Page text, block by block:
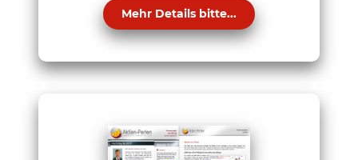
Mehr Details bitte...